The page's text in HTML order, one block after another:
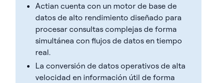
Actian cuenta con un motor de base de
datos de alto rendimiento diseñado para
procesar consultas complejas de forma
simultánea con flujos de datos en tiempo
real.
La conversión de datos operativos de alta
velocidad en información útil de forma